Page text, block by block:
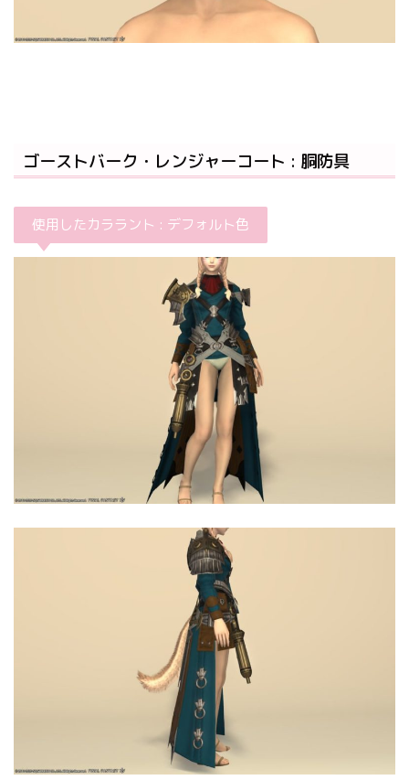
ゴーストバーク・レンジャーコート : 胴防具
使用したカララント : デフォルト色